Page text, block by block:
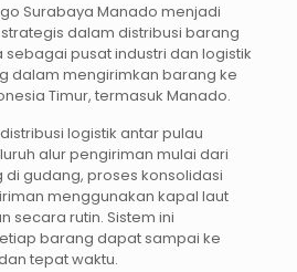
Surabaya Manado menjadi
dalam distribusi barang
sebagai pusat industri dan logistik
dalam mengirimkan barang ke
Timur, termasuk Manado.
logistik antar pulau
alur pengiriman mulai dari
gudang, proses konsolidasi
menggunakan kapal laut
secara rutin. Sistem ini
barang dapat sampai ke
tepat waktu.